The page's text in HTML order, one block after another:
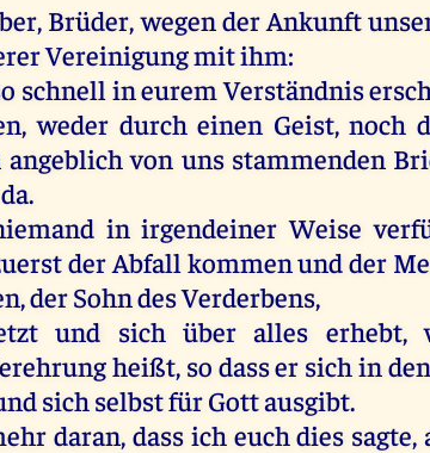
, Brüder,wegen der Ankunft
Vereinigungmitihm:
schnell ineurem Verständnis
weder durch einen Geist,noch
angeblichvon unsstammenden
da.
in irgendeinerWeise
der Abfall kommenund der
,derSohndesVerderbens,
und sich über alles erhebt,
heißt, so dasser sich in den
sich selbstfürGottausgibt.
daran, dass ich euch dies sagte,